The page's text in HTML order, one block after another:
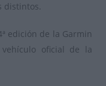
distintos.
edición de la Garmin
oficial de la